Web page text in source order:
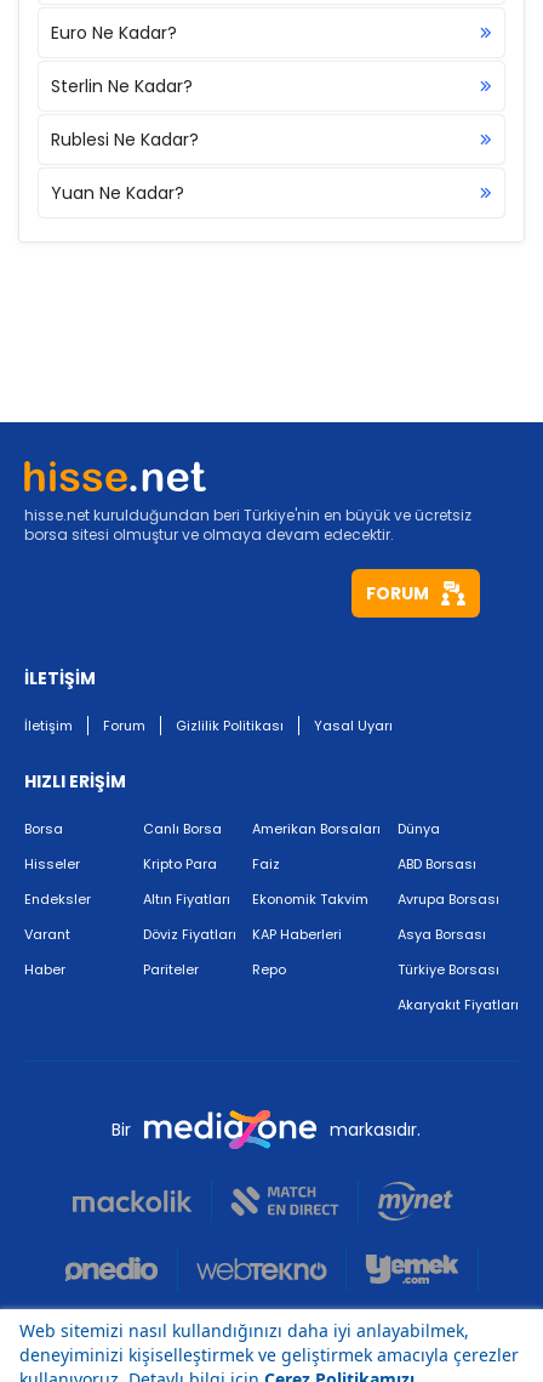
Euro Ne Kadar?
Sterlin Ne Kadar?
Rublesi Ne Kadar?
Yuan Ne Kadar?
hisse.net kurulduğundan beri Türkiye'nin en büyük ve ücretsiz
borsa sitesi olmuştur ve olmaya devam edecektir.
FORUM
İLETİŞİM
İletişim Forum Gizlilik Politikası Yasal Uyarı
HIZLI ERİŞİM
Borsa
Hisseler
Endeksler
Varant
Haber
Canlı Borsa
Kripto Para
Altın Fiyatları
Döviz Fiyatları
Pariteler
Amerikan Borsaları
Faiz
Ekonomik Takvim
KAP Haberleri
Repo
Dünya
ABD Borsası
Avrupa Borsası
Asya Borsası
Türkiye Borsası
Akaryakıt Fiyatları
Bir markasıdır.